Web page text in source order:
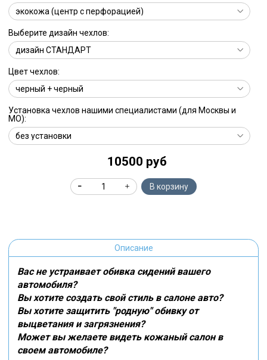
Выберите дизайн чехлов:
Цвет чехлов:
Установка чехлов нашими специалистами (для Москвы и
МО):
10500 руб
В корзину
Описание
Вас не устраивает обивка сидений вашего
автомобиля?
Вы хотите создать свой стиль в салоне авто?
Вы хотите защитить "родную" обивку от
выцветания и загрязнения?
Может вы желаете видеть кожаный салон в
своем автомобиле?